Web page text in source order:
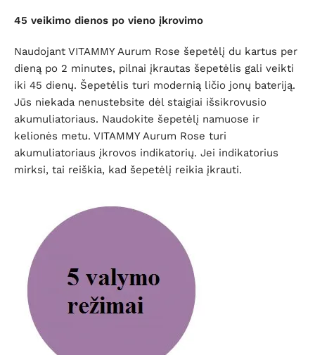
45 veikimo dienos po vieno įkrovimo
Naudojant VITAMMY Aurum Rose šepetėlį du kartus per
dieną po 2 minutes, pilnai įkrautas šepetėlis gali veikti
iki 45 dienų. Šepetėlis turi modernią ličio jonų bateriją.
Jūs niekada nenustebsite dėl staigiai išsikrovusio
akumuliatoriaus. Naudokite šepetėlį namuose ir
kelionės metu. VITAMMY Aurum Rose turi
akumuliatoriaus įkrovos indikatorių. Jei indikatorius
mirksi, tai reiškia, kad šepetėlį reikia įkrauti.